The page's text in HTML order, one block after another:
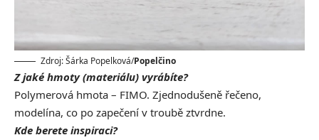
Zdroj: Šárka Popelková/Popelčino
Z jaké hmoty (materiálu) vyrábíte?
Polymerová hmota – FIMO. Zjednodušeně řečeno,
modelína, co po zapečení v troubě ztvrdne.
Kde berete inspiraci?